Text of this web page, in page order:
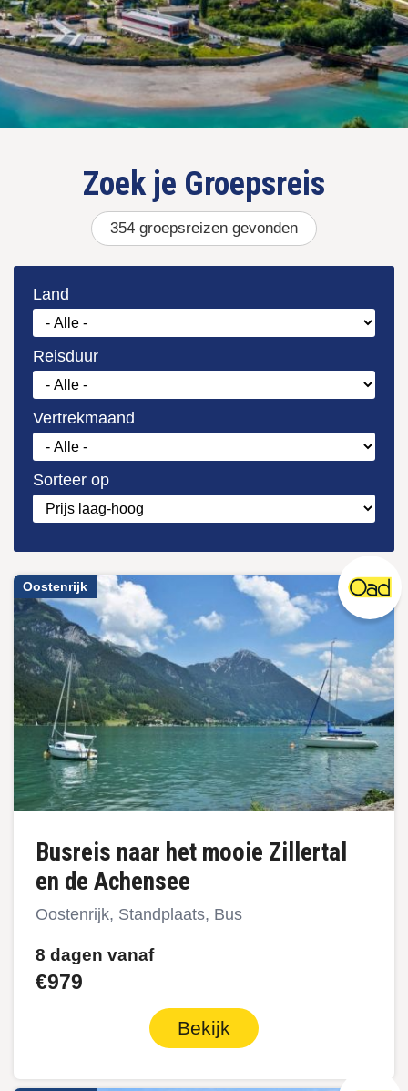
Zoek je
354 gevonden
Land
Reisduur
Vertrekmaand
Sorteer op
Oostenrijk
Busreis naar het mooie Zillertal
en de Achensee
Oostenrijk, Standplaats, Bus
8 dagen vanaf
€979
Bekijk